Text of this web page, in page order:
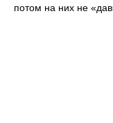
потом на них не